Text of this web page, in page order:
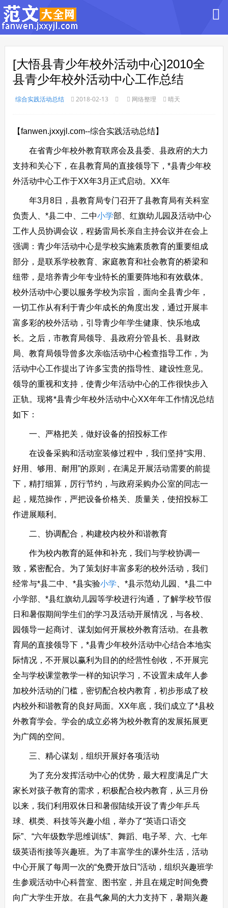
[大悟县青少年校外活动中心]2010全
县青少年校外活动中心工作总结
综合实践活动总结 2018-02-13 网络整理 晴天
【fanwen.jxxyjl.com--综合实践活动总结】
在省青少年校外教育联席会及县委、县政府的大力
支持和关心下，在县教育局的直接领导下，*县青少年校
外活动中心工作于XX年3月正式启动。XX年
年3月8日，县教育局专门召开了县教育局有关科室
负责人、*县二中、二中小学部、红旗幼儿园及活动中心
工作人员协调会议，程扬雷局长亲自主持会议并在会上
强调：青少年活动中心是学校实施素质教育的重要组成
部分，是联系学校教育、家庭教育和社会教育的桥梁和
纽带，是培养青少年专业特长的重要阵地和有效载体。
校外活动中心要以服务学校为宗旨，面向全县青少年，
一切工作从有利于青少年成长的角度出发，通过开展丰
富多彩的校外活动，引导青少年学生健康、快乐地成
长。之后，市教育局领导、县政府分管县长、县财政
局、教育局领导曾多次亲临活动中心检查指导工作，为
活动中心工作提出了许多宝贵的指导性、建设性意见。
领导的重视和支持，使青少年活动中心的工作很快步入
正轨。现将*县青少年校外活动中心XX年年工作情况总结
如下：
一、严格把关，做好设备的招投标工作
在设备采购和活动室装修过程中，我们坚持“实用、
好用、够用、耐用”的原则，在满足开展活动需要的前提
下，精打细算，厉行节约，与政府采购办公室的同志一
起，规范操作，严把设备价格关、质量关，使招投标工
作进展顺利。
二、协调配合，构建校内校外和谐教育
作为校内教育的延伸和补充，我们与学校协调一
致，紧密配合。为了策划好丰富多彩的校外活动，我们
经常与*县二中、*县实验小学 、*县示范幼儿园、*县二中
小学部、*县红旗幼儿园等学校进行沟通，了解学校节假
日和暑假期间学生们的学习及活动开展情况，与各校、
园领导一起商讨、谋划如何开展校外教育活动。在县教
育局的直接领导下，*县青少年校外活动中心结合本地实
际情况，不开展以赢利为目的的经营性创收，不开展完
全与学校课堂教学一样的知识学习，不设置未成年人参
加校外活动的门槛，密切配合校内教育，初步形成了校
内校外和谐教育的良好局面。XX年底，我们成立了*县校
外教育学会。学会的成立必将为校外教育的发展拓展更
为广阔的空间。
三、精心谋划，组织开展好各项活动
为了充分发挥活动中心的优势，最大程度满足广大
家长对孩子教育的需求，积极配合校内教育，从三月份
以来，我们利用双休日和暑假陆续开设了青少年乒乓
球、棋类、科技等兴趣小组，举办了“英语口语交
际”、“六年级数学思维训练”、舞蹈、电子琴、六、七年
级英语衔接等兴趣班。为了丰富学生的课外生活，活动
中心开展了每周一次的“免费开放日”活动，组织兴趣班学
生参观活动中心科普室、图书室，并且在规定时间免费
向广大学生开放。在县气象局的大力支持下，暑期兴趣